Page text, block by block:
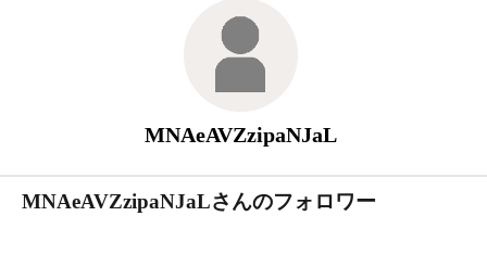
MNAeAVZzipaNJaL
MNAeAVZzipaNJaLさんのフォロワー